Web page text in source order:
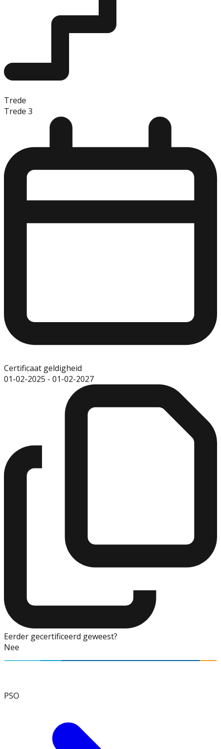
Trede
Trede 3
Certificaat geldigheid
01-02-2025 - 01-02-2027
Eerder gecertificeerd geweest?
Nee
PSO